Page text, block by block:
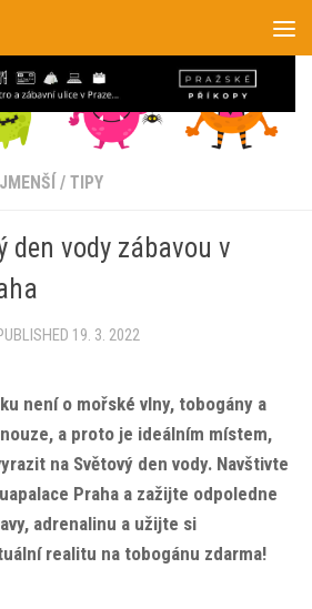
/ TIPY
den vody zábavou v
19. 3. 2022
není o mořské vlny, tobogány a
a proto je ideálním místem,
na Světový den vody. Navštivte
Praha a zažijte odpoledne
adrenalinu a užijte si
realitu na tobogánu zdarma!